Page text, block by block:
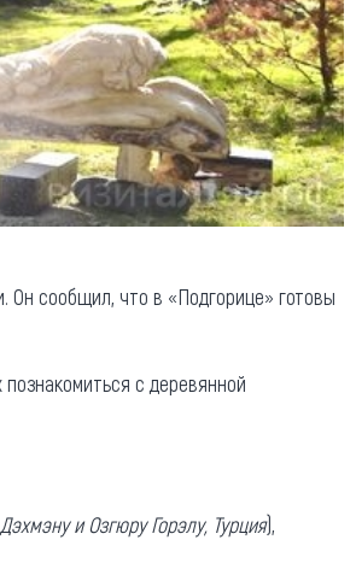
сообщил, что в «Подгорице» готовы
с деревянной
и Озгюру Горэлу, Турция),